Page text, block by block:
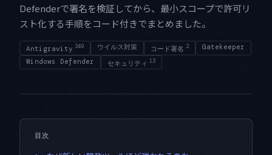
Defenderで署名を検証してから、最小スコープで許可リ
スト化する手順をコード付きでまとめました。
Antigravity 349 ウイルス対策 コード署名 2
Gatekeeper
Windows Defender
セキュリティ 13
目次